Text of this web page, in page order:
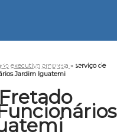
SERVIÇOS
executivo empresa » serviço de
Jardim Iguatemi